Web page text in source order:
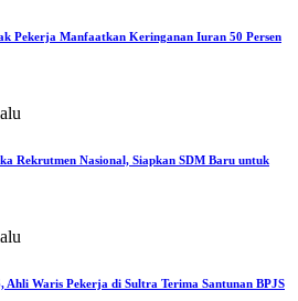
Pekerja Manfaatkan Keringanan Iuran 50 Persen
Rekrutmen Nasional, Siapkan SDM Baru untuk
Waris Pekerja di Sultra Terima Santunan BPJS